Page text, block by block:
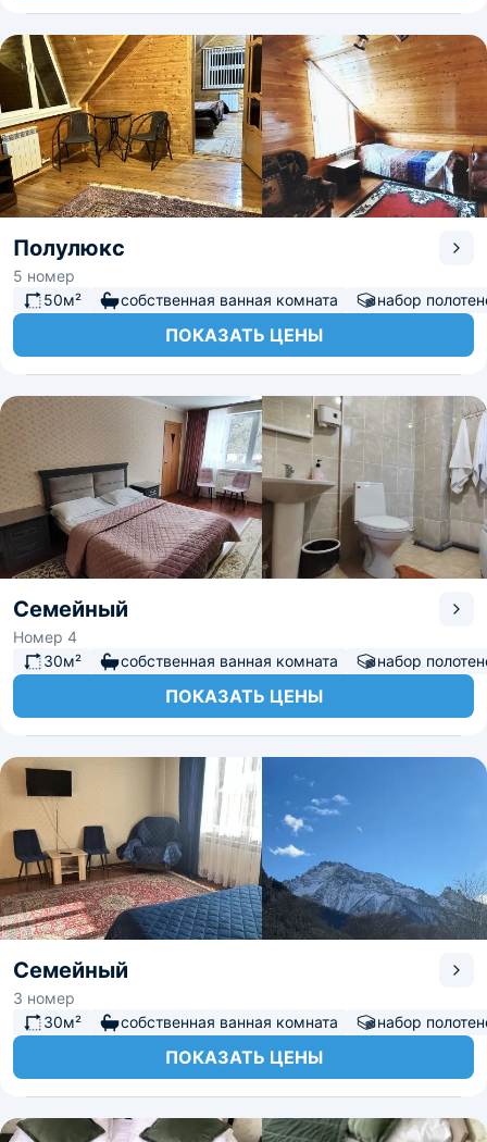
Полулюкс
5 номер
50м²
собственная ванная комната набор
ПОКАЗАТЬ ЦЕНЫ
Семейный
Номер 4
30м²
собственная ванная комната набор
ПОКАЗАТЬ ЦЕНЫ
Семейный
3 номер
30м²
собственная ванная комната набор
ПОКАЗАТЬ ЦЕНЫ